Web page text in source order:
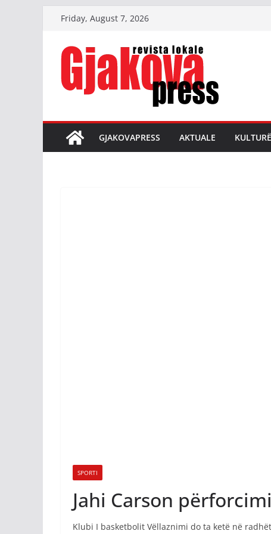
content
Friday, August 7, 2026
GJAKOVAPRESS AKTUALE KULTURË
SPORTI
Jahi Carson
Klubi I basketbolit Vëllaznimi do ta ketë në